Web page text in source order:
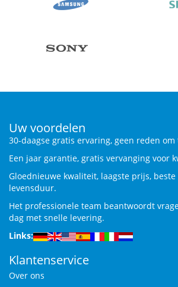
Uw voordelen
30-daagse gratis ervaring, geen reden
Een jaar garantie, gratis vervanging voor
Gloednieuwe kwaliteit, laagste prijs,
levensduur.
Het professionele team beantwoordt
dag met snelle levering.
Links:
Klantenservice
Over ons